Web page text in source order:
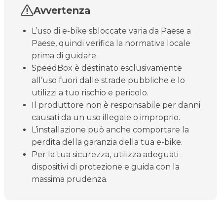
Avvertenza
L’uso di e-bike sbloccate varia da Paese a
Paese, quindi verifica la normativa locale
prima di guidare.
SpeedBox è destinato esclusivamente
all’uso fuori dalle strade pubbliche e lo
utilizzi a tuo rischio e pericolo.
Il produttore non è responsabile per danni
causati da un uso illegale o improprio.
L’installazione può anche comportare la
perdita della garanzia della tua e-bike.
Per la tua sicurezza, utilizza adeguati
dispositivi di protezione e guida con la
massima prudenza.